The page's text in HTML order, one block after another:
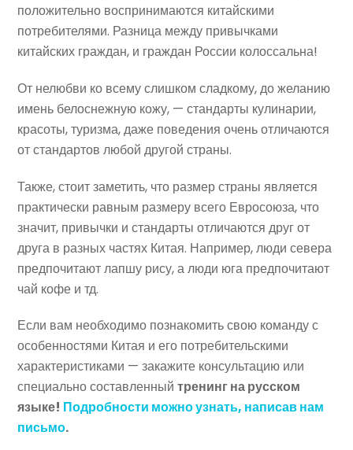
положительно воспринимаются китайскими
потребителями. Разница между привычками
китайских граждан, и граждан России колоссальна!
От нелюбви ко всему слишком сладкому, до желанию
имень белоснежную кожу, — стандарты кулинарии,
красоты, туризма, даже поведения очень отличаются
от стандартов любой другой страны.
Также, стоит заметить, что размер страны является
практически равным размеру всего Евросоюза, что
значит, привычки и стандарты отличаются друг от
друга в разных частях Китая. Например, люди севера
предпочитают лапшу рису, а люди юга предпочитают
чай кофе и тд.
Если вам необходимо познакомить свою команду с
особенностями Китая и его потребительскими
характеристиками — закажите консультацию или
специально составленныйтренинг на русском
языке! Подробности можно узнать, написав нам
письмо.